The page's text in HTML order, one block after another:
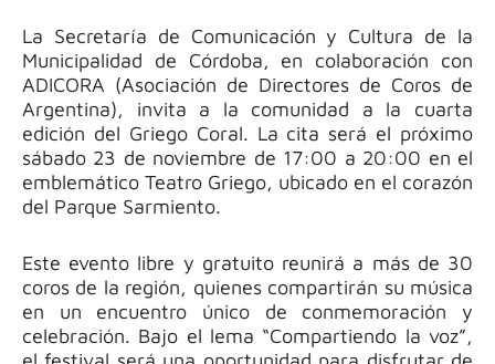
La Secretaría de Comunicación y Cultura de la
Municipalidad de Córdoba, en colaboración con
ADICORA (Asociación de Directores de Coros de
Argentina), invita a la comunidad a la cuarta
edición del Griego Coral. La cita será el próximo
sábado 23 de noviembre de 17:00 a 20:00 en el
emblemático Teatro Griego, ubicado en el corazón
del Parque Sarmiento.
Este evento libre y gratuito reunirá a más de 30
coros de la región, quienes compartirán su música
en un encuentro único de conmemoración y
celebración. Bajo el lema “Compartiendo la voz”,